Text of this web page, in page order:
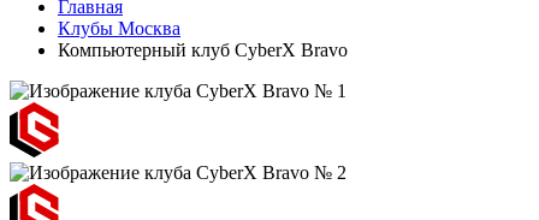
Главная
Клубы Москва
Компьютерный клуб CyberX Bravo